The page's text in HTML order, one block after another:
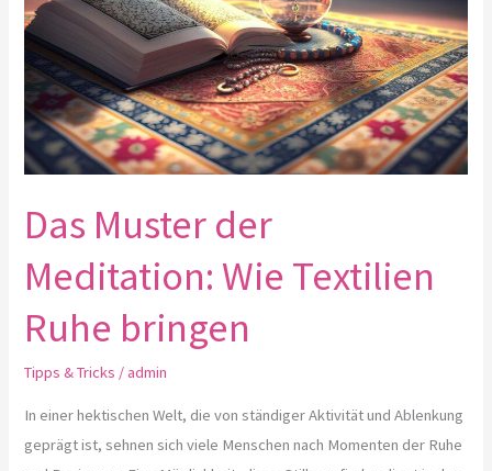
Das Muster der
Meditation: Wie Textilien
Ruhe bringen
Tipps & Tricks /admin
In einer hektischen Welt, die von ständiger Aktivität und Ablenkung
geprägt ist, sehnen sich viele Menschen nach Momenten der Ruhe
Wie
Textilien
Ruhe
bringen